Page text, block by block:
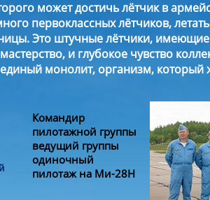
может достичь лётчик в
первоклассных лётчиков,
Это штучные лётчики,
и глубокое чувство
монолит, организм,
Командир
пилотажной группы
ведущий группы
одиночный
пилотаж на Ми-28Н